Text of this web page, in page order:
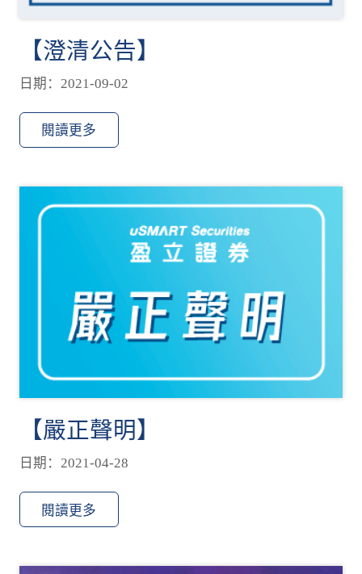
【澄清公告】
日期：2021-09-02
閱讀更多
【嚴正聲明】
日期：2021-04-28
閱讀更多